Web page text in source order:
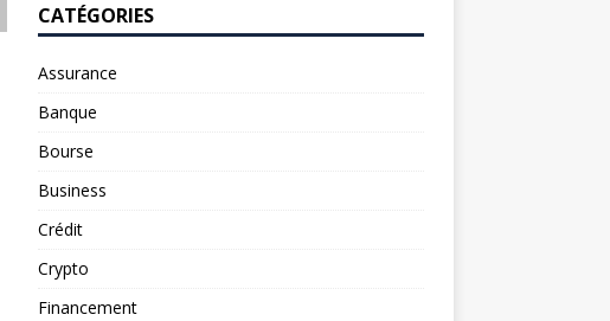
CATÉGORIES
Assurance
Banque
Bourse
Business
Crédit
Crypto
Financement